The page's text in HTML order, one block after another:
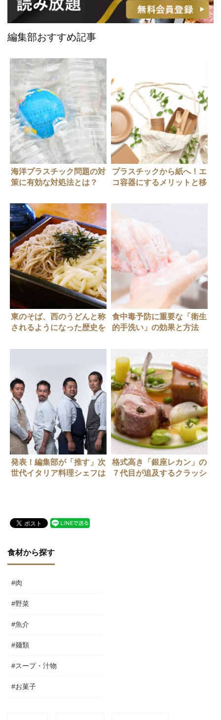
編集部おすすめ記事
海洋プラスチック問題の対
策に有効な対処法とは？
プラスチックから紙へ！エ
コ容器にするメリットと移
東のそば、西のうどんと称
されるようになった歴史を
食中毒予防に重要な「衛生
的手洗い」の効果と方法
発表！編集部が「推す」次
世代イタリア料理シェフは
格式高き「銀座レカン」の
７代目が追及するクラッシ
食材から探す
#肉
#野菜
#魚介
#麺類
#スープ・汁物
#お菓子